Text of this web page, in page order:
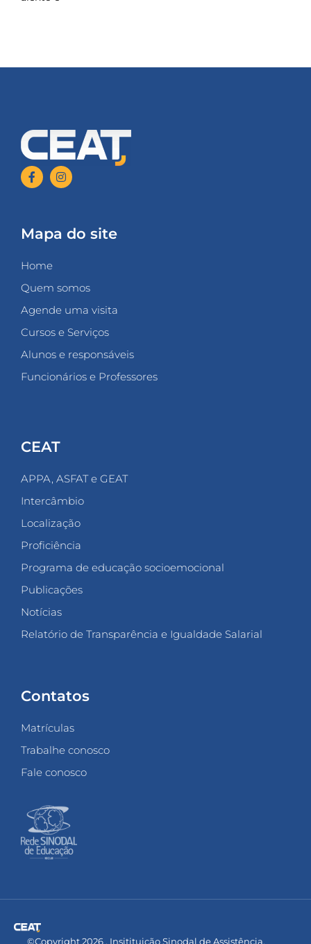
Mapa do site
Home
Quem somos
Agende uma visita
Cursos e Serviços
Alunos e responsáveis
Funcionários e Professores
CEAT
APPA, ASFAT e GEAT
Intercâmbio
Localização
Proficiência
Programa de educação socioemocional
Publicações
Notícias
Relatório de Transparência e Igualdade Salarial
Contatos
Matrículas
Trabalhe conosco
Fale conosco
©Copyright 2026 . Insitituição Sinodal de Assistência,